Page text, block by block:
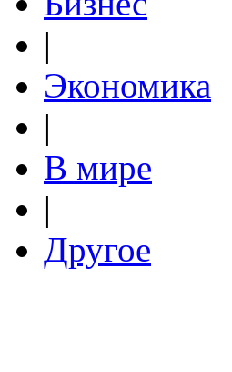
|
Экономика
|
В мире
|
Другое